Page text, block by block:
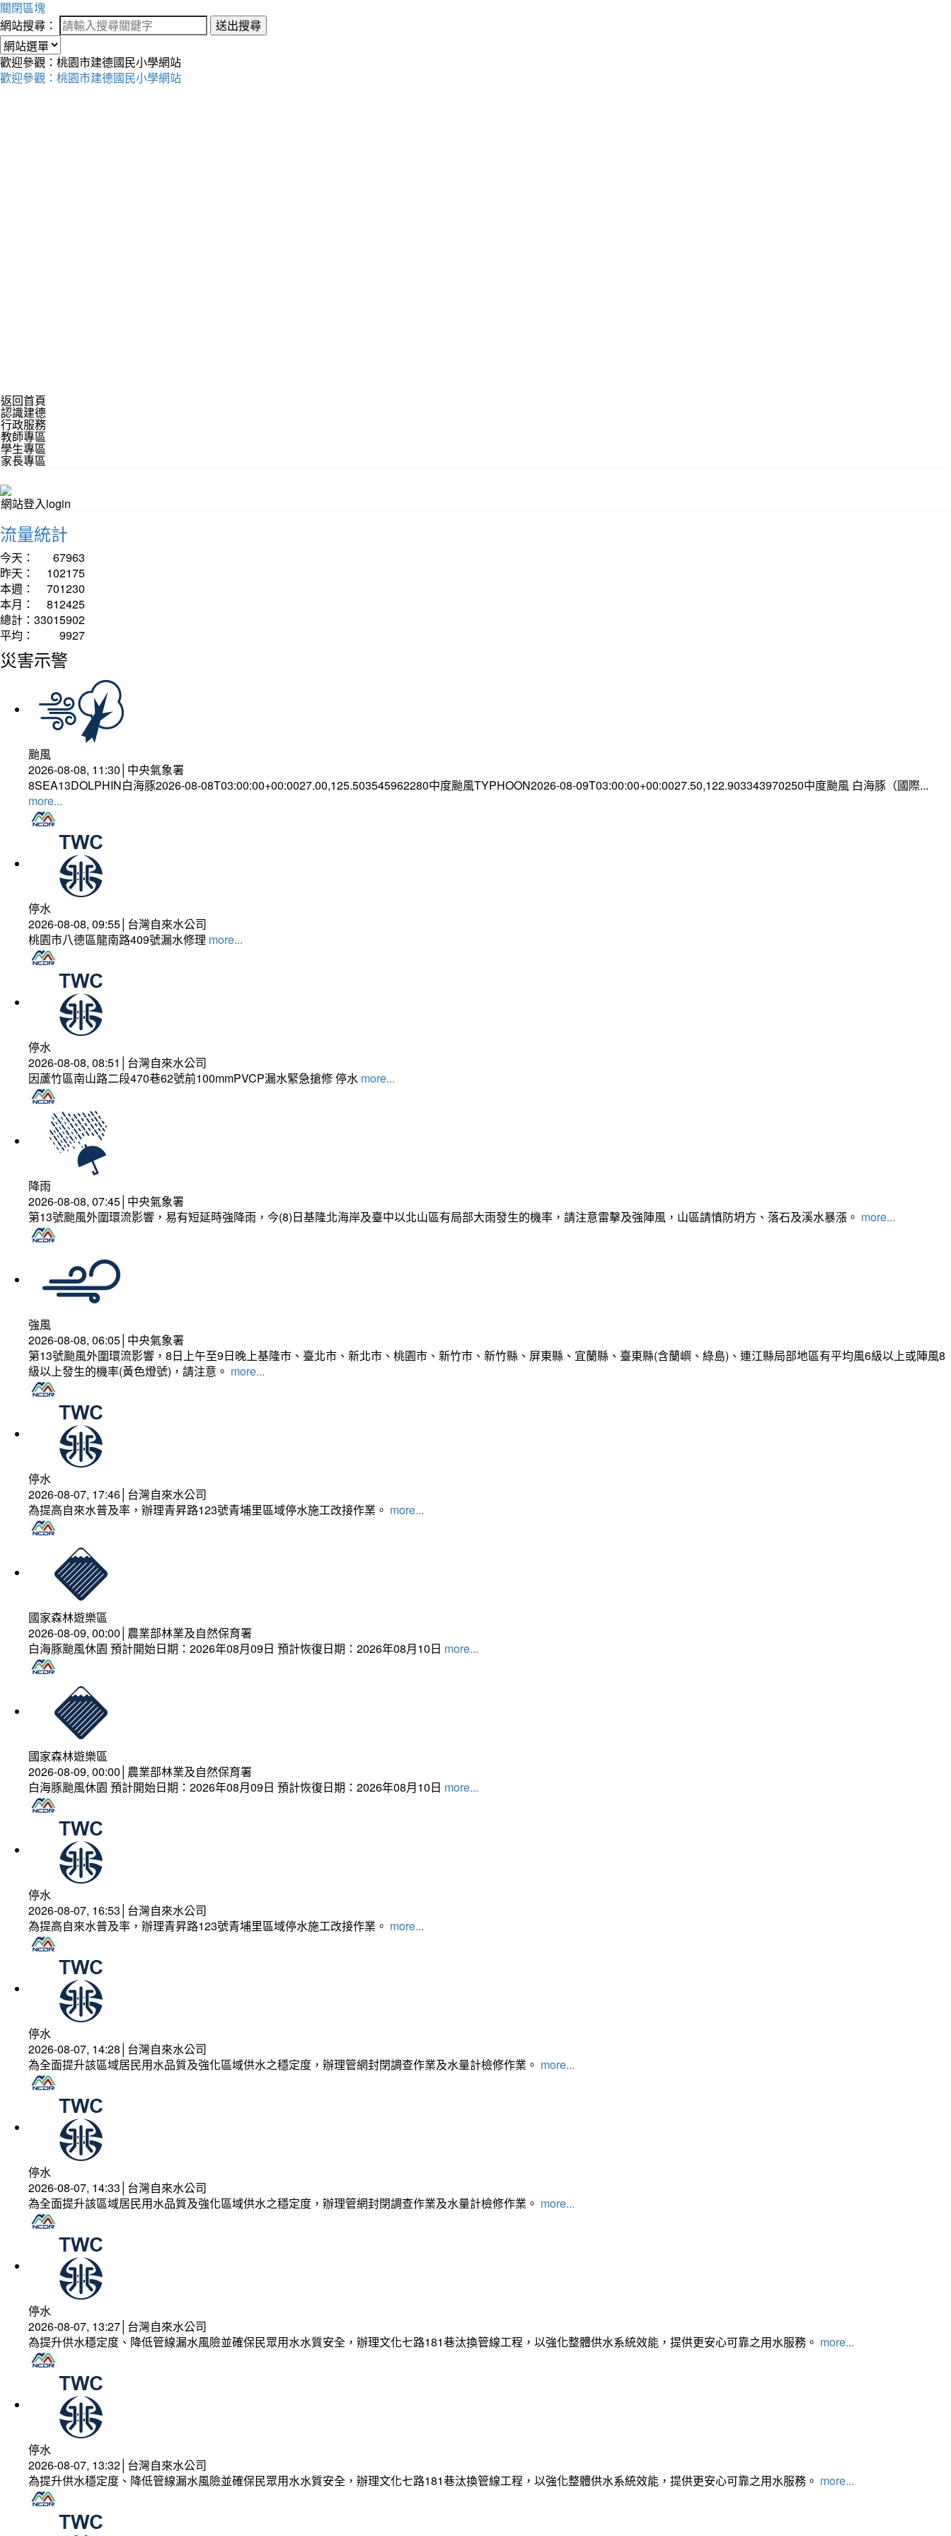
關閉區塊
網站搜尋：
送出搜尋
歡迎參觀：桃園市建德國民小學網站
歡迎參觀：桃園市建德國民小學網站
返回首頁
認識建德
行政服務
教師專區
學生專區
家長專區
網站登入login
流量統計
今天：
67963
昨天：
102175
本週：
701230
本月：
812425
總計： 33015902
平均：
9927
災害示警
颱風
2026-08-08, 11:30│中央氣象署
8SEA13DOLPHIN白海豚2026-08-08T03:00:00+00:0027.00,125.503545962280中度颱風TYPHOON2026-08-09T03:00:00+00:0027.50,122.903343970250中度颱風 白海豚（國際...
more...
停水
2026-08-08, 09:55│台灣自來水公司
桃園市八德區龍南路409號漏水修理 more...
停水
2026-08-08, 08:51│台灣自來水公司
因蘆竹區南山路二段470巷62號前100mmPVCP漏水緊急搶修 停水 more...
降雨
2026-08-08, 07:45│中央氣象署
第13號颱風外圍環流影響，易有短延時強降雨，今(8)日基隆北海岸及臺中以北山區有局部大雨發生的機率，請注意雷擊及強陣風，山區請慎防坍方、落石及溪水暴漲。 more...
強風
2026-08-08, 06:05│中央氣象署
第13號颱風外圍環流影響，8日上午至9日晚上基隆市、臺北市、新北市、桃園市、新竹市、新竹縣、屏東縣、宜蘭縣、臺東縣(含蘭嶼、綠島)、連江縣局部地區有平均風6級以上或陣風8
級以上發生的機率(黃色燈號)，請注意。 more...
停水
2026-08-07, 17:46│台灣自來水公司
為提高自來水普及率，辦理青昇路123號青埔里區域停水施工改接作業。 more...
國家森林遊樂區
2026-08-09, 00:00│農業部林業及自然保育署
白海豚颱風休園 預計開始日期：2026年08月09日 預計恢復日期：2026年08月10日 more...
國家森林遊樂區
2026-08-09, 00:00│農業部林業及自然保育署
白海豚颱風休園 預計開始日期：2026年08月09日 預計恢復日期：2026年08月10日 more...
停水
2026-08-07, 16:53│台灣自來水公司
為提高自來水普及率，辦理青昇路123號青埔里區域停水施工改接作業。 more...
停水
2026-08-07, 14:28│台灣自來水公司
為全面提升該區域居民用水品質及強化區域供水之穩定度，辦理管網封閉調查作業及水量計檢修作業。 more...
停水
2026-08-07, 14:33│台灣自來水公司
為全面提升該區域居民用水品質及強化區域供水之穩定度，辦理管網封閉調查作業及水量計檢修作業。 more...
停水
2026-08-07, 13:27│台灣自來水公司
為提升供水穩定度、降低管線漏水風險並確保民眾用水水質安全，辦理文化七路181巷汰換管線工程，以強化整體供水系統效能，提供更安心可靠之用水服務。 more...
停水
2026-08-07, 13:32│台灣自來水公司
為提升供水穩定度、降低管線漏水風險並確保民眾用水水質安全，辦理文化七路181巷汰換管線工程，以強化整體供水系統效能，提供更安心可靠之用水服務。 more...